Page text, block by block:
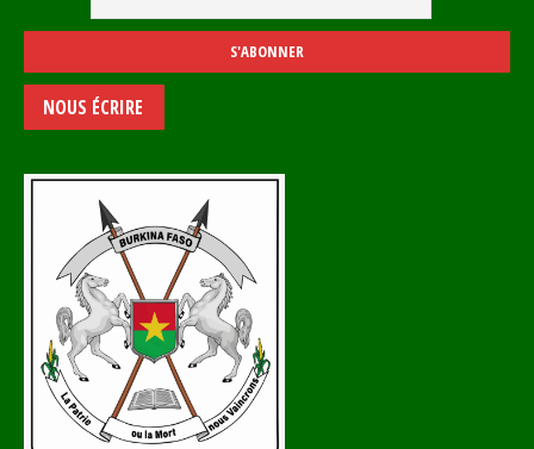
NOUS ÉCRIRE